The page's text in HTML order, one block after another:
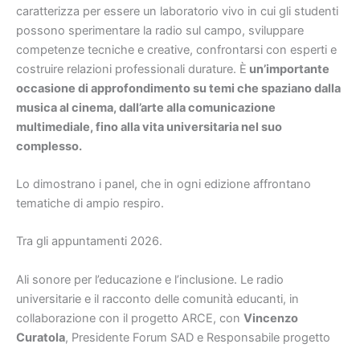
caratterizza per essere un laboratorio vivo in cui gli studenti
possono sperimentare la radio sul campo, sviluppare
competenze tecniche e creative, confrontarsi con esperti e
costruire relazioni professionali durature. È un’importante
occasione di approfondimento su temi che spaziano dalla
musica al cinema, dall’arte alla comunicazione
multimediale, fino alla vita universitaria nel suo
complesso.
Lo dimostrano i panel, che in ogni edizione affrontano
tematiche di ampio respiro.
Tra gli appuntamenti 2026.
Ali sonore per l’educazione e l’inclusione. Le radio
universitarie e il racconto delle comunità educanti, in
collaborazione con il progetto ARCE, con Vincenzo
Curatola, Presidente Forum SAD e Responsabile progetto